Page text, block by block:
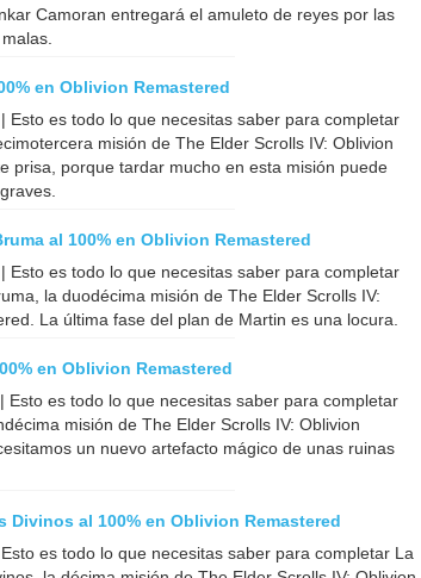
Camoran entregará el amuleto de reyes por las
en Oblivion Remastered
| Esto es todo lo que necesitas saber para completar
misión de The Elder Scrolls IV: Oblivion
prisa, porque tardar mucho en esta misión puede
al 100% en Oblivion Remastered
| Esto es todo lo que necesitas saber para completar
la duodécima misión de The Elder Scrolls IV:
La última fase del plan de Martin es una locura.
en Oblivion Remastered
| Esto es todo lo que necesitas saber para completar
misión de The Elder Scrolls IV: Oblivion
un nuevo artefacto mágico de unas ruinas
Divinos al 100% en Oblivion Remastered
es todo lo que necesitas saber para completar La